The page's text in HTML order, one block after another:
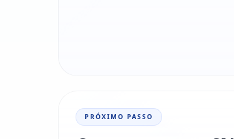
PRÓXIMO PASSO